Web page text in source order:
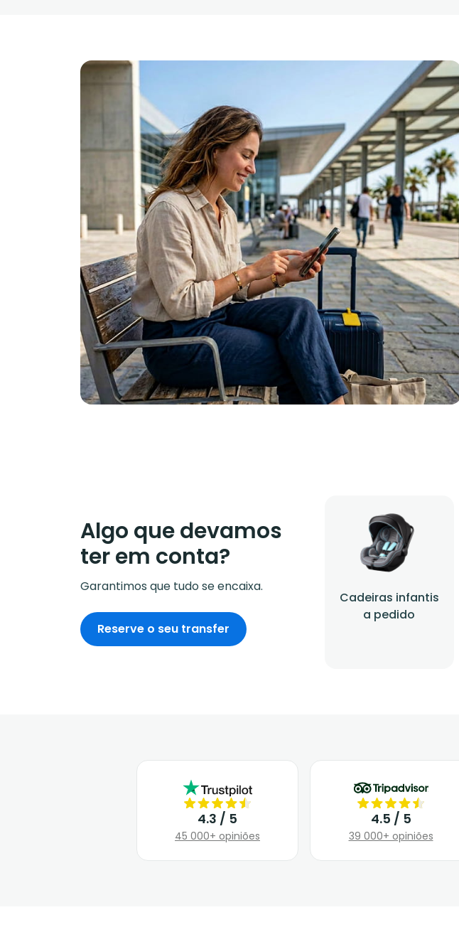
Algo que devamos
ter em conta?
Garantimos que tudo se encaixa.
Cadeiras infantis
a pedido
Reserve o seu transfer
4.3 / 5
45 000+ opiniões
4.5 / 5
39 000+ opiniões